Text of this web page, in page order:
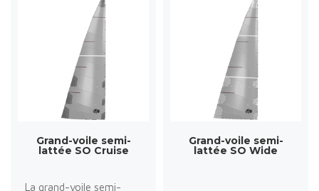
Grand-voile semi-
lattée SO Cruise
La grand-voile semi-
Grand-voile semi-
lattée SO Wide